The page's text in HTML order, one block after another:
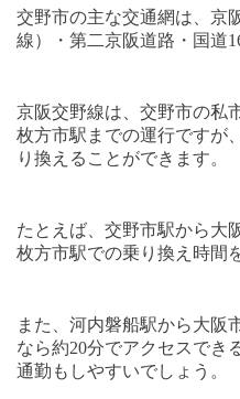
交野市の主な交通網は、京
線）・第二京阪道路・国道
京阪交野線は、交野市の私
枚方市駅までの運行ですが
り換えることができます。
たとえば、交野市駅から大
枚方市駅での乗り換え時間
また、河内磐船駅から大阪
なら約20分でアクセスでき
通勤もしやすいでしょう。